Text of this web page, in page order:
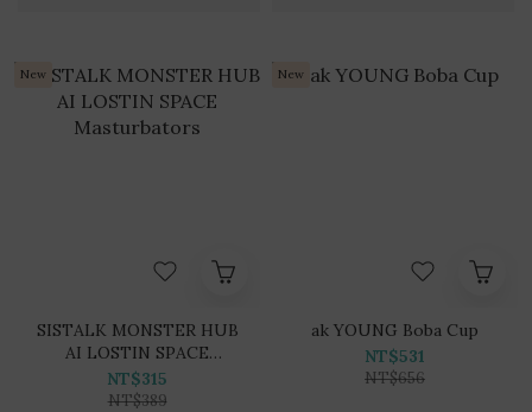
New
SISTALK MONSTER HUB
AI LOSTIN SPACE
Masturbators
NT$315
NT$389
New
ak YOUNG Boba Cup
NT$531
NT$656